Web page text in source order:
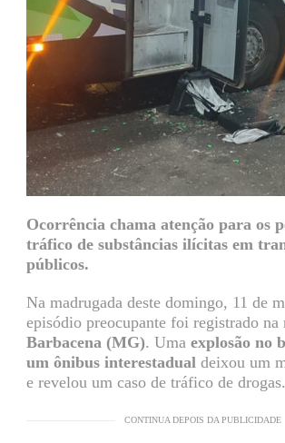
Ocorrência chama atenção para os
tráfico de substâncias ilícitas em
públicos.
Na madrugada deste domingo, 11 de
episódio preocupante foi registrado na
Barbacena (MG). Uma explosão no
um ônibus interestadual deixou um
e revelou um caso de tráfico de drogas.
CONTINUA DEPOIS DA PUBLICIDADE